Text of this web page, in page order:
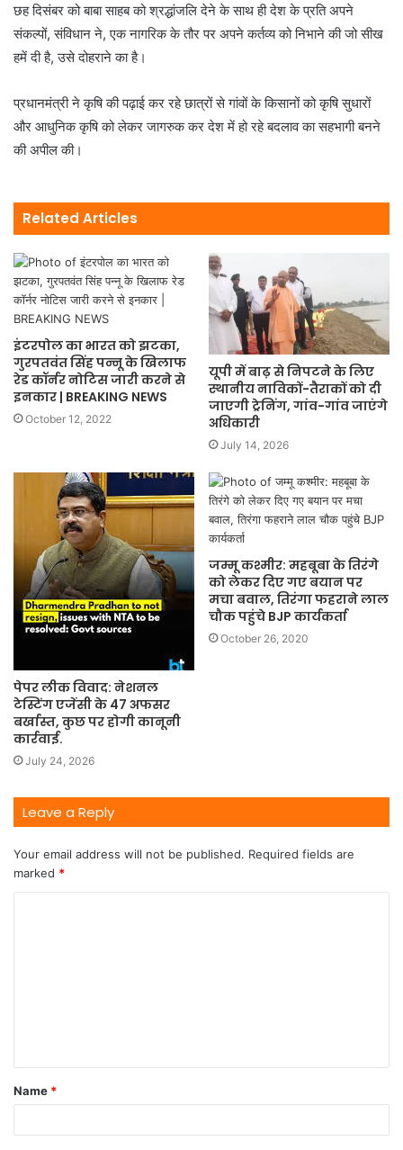
छह दिसंबर को बाबा साहब को श्रद्धांजलि देने के साथ ही देश के प्रति अपने
संकल्पों, संविधान ने, एक नागरिक के तौर पर अपने कर्तव्य को निभाने की जो सीख
हमें दी है, उसे दोहराने का है।
प्रधानमंत्री ने कृषि की पढ़ाई कर रहे छात्रों से गांवों के किसानों को कृषि सुधारों
और आधुनिक कृषि को लेकर जागरुक कर देश में हो रहे बदलाव का सहभागी बनने
की अपील की।
Related Articles
इंटरपोल का भारत को झटका,
गुरपतवंत सिंह पन्नू के खिलाफ
रेड कॉर्नर नोटिस जारी करने से
इनकार | BREAKING NEWS
October 12, 2022
यूपी में बाढ़ से निपटने के लिए
स्थानीय नाविकों-तैराकों को दी
जाएगी ट्रेनिंग, गांव-गांव जाएंगे
अधिकारी
July 14, 2026
पेपर लीक विवाद: नेशनल
टेस्टिंग एजेंसी के 47 अफसर
बर्खास्त, कुछ पर होगी कानूनी
कार्रवाई.
July 24, 2026
जम्मू कश्मीर: महबूबा के तिरंगे
को लेकर दिए गए बयान पर
मचा बवाल, तिरंगा फहराने लाल
चौक पहुंचे BJP कार्यकर्ता
October 26, 2020
Leave a Reply
Your email address will not be published. Required fields are
marked *
Name *